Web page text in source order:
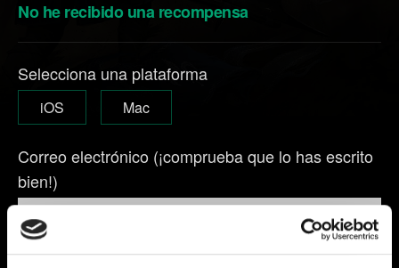
No he recibido una recompensa
Selecciona una plataforma
iOS Mac
Correo electrónico (¡comprueba que lo has escrito
bien!)